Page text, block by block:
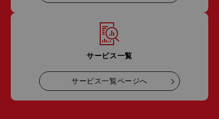
サービス一覧
サービス一覧ページへ